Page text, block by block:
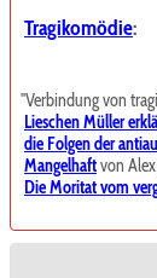
Tragikomödie:
"Verbindung von
Lieschen Müller
die Folgen der
Mangelhaftvon Alex
Die Moritat vom